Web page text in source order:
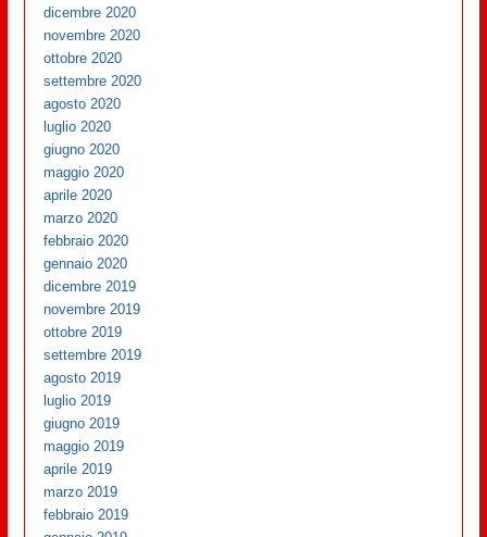
dicembre 2020
novembre 2020
ottobre 2020
settembre 2020
agosto 2020
luglio 2020
giugno 2020
maggio 2020
aprile 2020
marzo 2020
febbraio 2020
gennaio 2020
dicembre 2019
novembre 2019
ottobre 2019
settembre 2019
agosto 2019
luglio 2019
giugno 2019
maggio 2019
aprile 2019
marzo 2019
febbraio 2019